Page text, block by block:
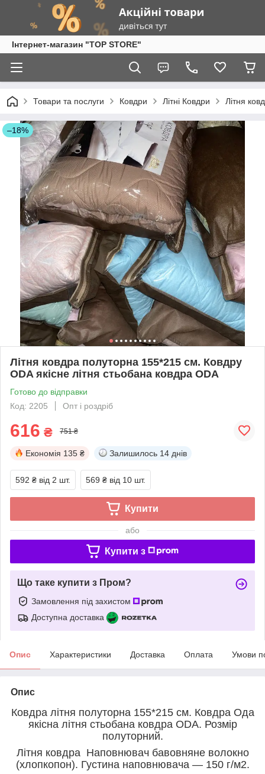
Інтернет-магазин "TOP STORE"
Товари та послуги Ковдри Літні Ковдри Літня
–18%
Літня ковдра полуторна 155*215 см. Ковдру
ODA якісне літня стьобана ковдра ODA
Готово до відправки
Код: 2205
Опт і роздріб
616 ₴ 751 ₴
Економія 135 ₴ Залишилось 14 днів
592 ₴ від 2 шт. 569 ₴ від 10 шт.
Купити
або
Купити з
Що таке купити з Пром?
Замовлення під захистом
Доступна доставка
Опис Характеристики Доставка Оплата Умови
Опис
Ковдра літня полуторна 155*215 см. Ковдра Ода
якісна літня стьобана ковдра ODA. Розмір
полуторний.
Літня ковдра Наповнювач бавовняне волокно
(хлопкопон). Густина наповнювача ― 150 г/м2.